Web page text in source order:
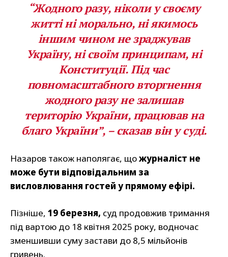
“Жодного разу, ніколи у своєму
життіні морально, ні якимось
іншим чином не зраджував
Україну, ні своїм принципам, ні
Конституції. Під час
повномасштабного вторгнення
жодного разу не залишав
територію України, працював на
благо України”, – сказав він у суді.
Назаров також наполягає, щожурналіст не
може бути відповідальним за
висловлювання гостей у прямому ефірі.
Пізніше, 19 березня, суд продовжив тримання
під вартою до 18 квітня 2025 року, водночас
зменшивши суму застави до 8,5 мільйонів
гривень.